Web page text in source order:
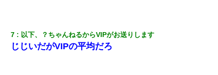
7 以下、？ちゃんねるからVIPがお送りします
じじいだがVIPの平均だろ